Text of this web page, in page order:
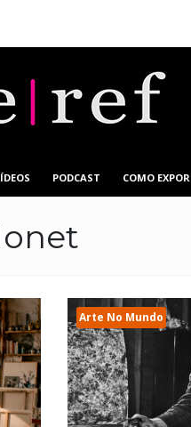
PODCAST COMO EXPOR
Arte No Mundo